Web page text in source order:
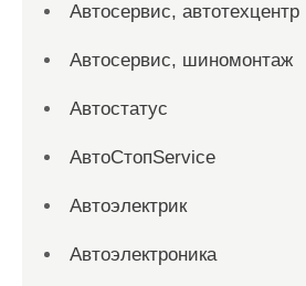
Автосервис, автотехцентр
Автосервис, шиномонтаж
Автостатус
АвтоСтопService
Автоэлектрик
Автоэлектроника